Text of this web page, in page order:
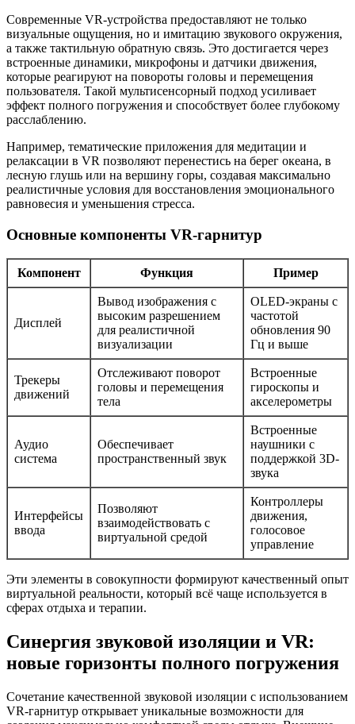
Современные VR-устройства предоставляют не только
визуальные ощущения, но и имитацию звукового окружения,
а также тактильную обратную связь. Это достигается через
встроенные динамики, микрофоны и датчики движения,
которые реагируют на повороты головы и перемещения
пользователя. Такой мультисенсорный подход усиливает
эффект полного погружения и способствует более глубокому
расслаблению.
Например, тематические приложения для медитации и
релаксации в VR позволяют перенестись на берег океана, в
лесную глушь или на вершину горы, создавая максимально
реалистичные условия для восстановления эмоционального
равновесия и уменьшения стресса.
Основные компоненты VR-гарнитур
Компонент Функция Пример
Дисплей
Вывод изображения с
высоким разрешением
для реалистичной
визуализации
OLED-экраны с
частотой
обновления 90
Гц и выше
Трекеры
движений
Отслеживают поворот
головы и перемещения
тела
Встроенные
гироскопы и
акселерометры
Аудио
система
Обеспечивает
пространственный звук
Встроенные
наушники с
поддержкой 3D-
звука
Интерфейсы
ввода
Позволяют
взаимодействовать с
виртуальной средой
Контроллеры
движения,
голосовое
управление
Эти элементы в совокупности формируют качественный опыт
виртуальной реальности, который всё чаще используется в
сферах отдыха и терапии.
Синергия звуковой изоляции и VR:
новые горизонты полного погружения
Сочетание качественной звуковой изоляции с использованием
VR-гарнитур открывает уникальные возможности для